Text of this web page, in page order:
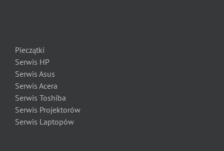
Pieczątki
Serwis HP
Serwis Asus
Serwis Acera
Serwis Toshiba
Serwis Projektorów
Serwis Laptopów